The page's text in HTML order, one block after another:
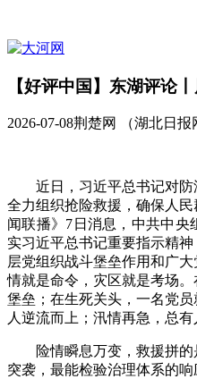
【好评中国】东湖评论
2026-07-08荆楚网 ​（湖北日报
近日，习近平总书记对防
全力组织抢险救援，确保人
闻联播》7日消息，中共中央
实习近平总书记重要指示精
层党组织战斗堡垒作用和广
情就是命令，灾区就是考场
堡垒；在生死关头，一名党
人逆流而上；汛情再急，总有
险情瞬息万变，救援拼的
突袭，最能检验治理体系的